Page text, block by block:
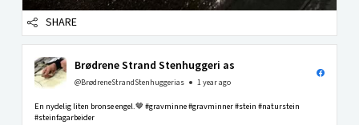
SHARE
Brødrene Strand Stenhuggeri as
@BrødreneStrandStenhuggerias 1 year ago
En nydelig liten bronse engel.🤎 #gravminne #gravminner #stein #naturstein
#steinfagarbeider